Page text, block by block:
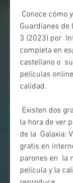
Guardianes de
3 (2023) por
completa en
castellano o
películas
calidad.
la hora de ver
de la  Galaxia:
gratis en
parones en  la
película y la